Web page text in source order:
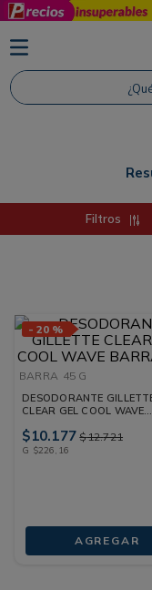
¿Qué producto
Filtros
- 20 %
BARRA 45 G
DESODORANTE
CLEAR GEL COOL WAVE
$10.177 $12.721
G $226 16
AGREGAR
TÉRMINOS MÁS
1. Protector Solar
2. Proteina